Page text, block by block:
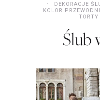
DEKORACJE
KOLOR PRZEWODNI
TORTY
Ślub